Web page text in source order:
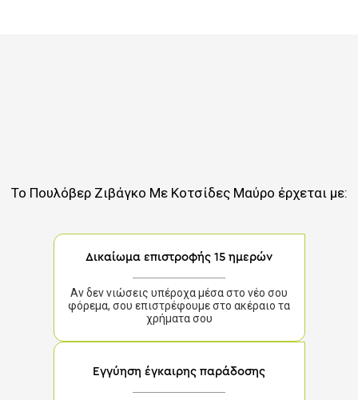
Το Πουλόβερ Ζιβάγκο Με Κοτσίδες Μαύρο έρχεται με:
Δικαίωμα επιστροφής 15 ημερών
Αν δεν νιώσεις υπέροχα μέσα στο νέο σου
φόρεμα, σου επιστρέφουμε στο ακέραιο τα
χρήματα σου
Εγγύηση έγκαιρης παράδοσης